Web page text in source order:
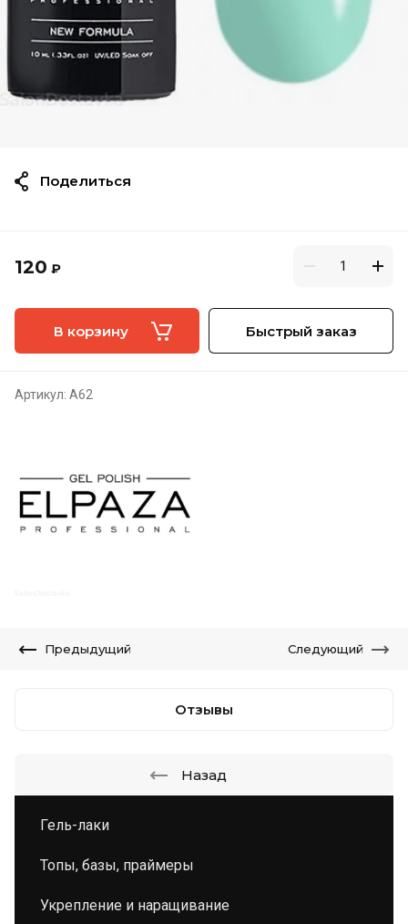
Гель-лаки
Топы, базы, праймеры
Укрепление и наращивание
120 ₽
В корзину Быстрый заказ
Артикул: A62
Поделиться
Предыдущий Следующий
Отзывы
Назад